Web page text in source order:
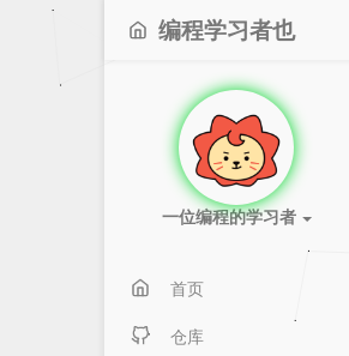
编程学习者也
一位编程的学习者
首页
仓库